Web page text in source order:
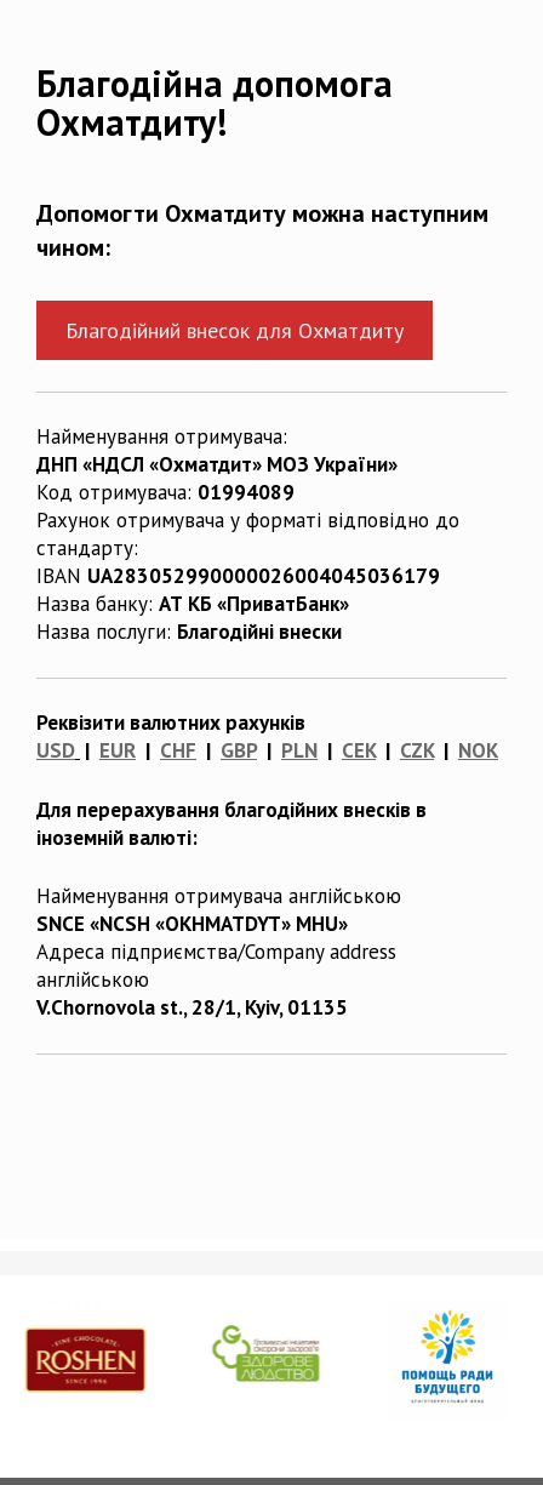
Благодійна допомога
Охматдиту!
Допомогти Охматдиту можна наступним
чином:
Благодійний внесок для Охматдиту
Найменування отримувача:
ДНП «НДСЛ «Охматдит» МОЗ України»
Код отримувача: 01994089
Рахунок отримувача у форматі відповідно до
стандарту:
IBAN UA283052990000026004045036179
Назва банку: АТ КБ «ПриватБанк»
Назва послуги: Благодійні внески
Реквізити валютних рахунків
USD | EUR | CHF | GBP| PLN | CEK| CZK| NOK
Для перерахування благодійних внесків в
іноземній валюті:
Найменування отримувача англійською
SNCE «NCSH «OKHMATDYT» MHU»
Адреса підприємства/Company address
англійською
V.Chornovola st., 28/1, Kyiv, 01135